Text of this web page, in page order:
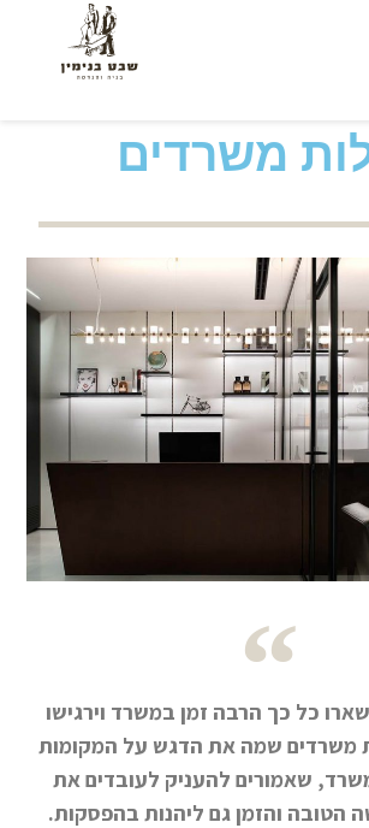
משרדים
כל כך הרבה זמן במשרד וירגישו
משרדים שמה את הדגש על המקומות
שאמורים להעניק לעובדים את
הטובה והזמן גם ליהנות בהפסקות.